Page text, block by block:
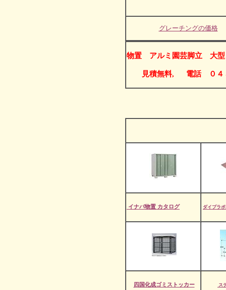
グレーチングの価格
物置 アルミ園芸脚立 大型
見積無料, 電話 ０４３
イナバ物置 カタログ ダイプラ
四国化成ゴミストッカー ス